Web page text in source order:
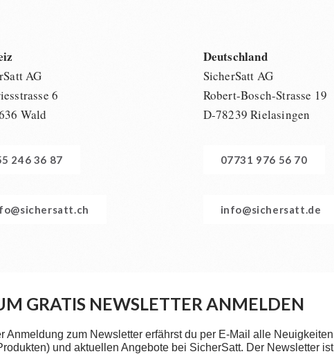
AG
6
Wald
246 36 87
Deutschland
SicherSatt AG
Robert-Bosch-Strasse 19
D-78239 Rielasingen
07731 976 56 70
info@sichersatt.de
GRATIS NEWSLETTER ANMELDEN
Anmeldung zum Newsletter erfährst du per E-Mail alle Neuigkeiten
und aktuellen Angebote bei SicherSatt. Der Newsletter ist